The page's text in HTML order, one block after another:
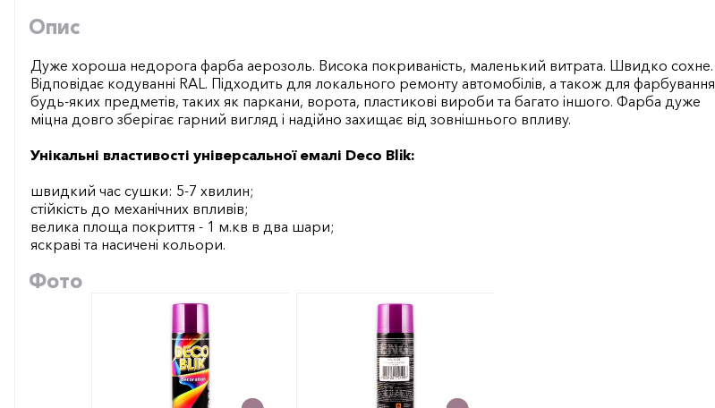
Опис
Дуже хороша недорога фарба аерозоль. Висока покриваність, маленький витрата. Швидко сохне.
Відповідає кодуванні RAL. Підходить для локального ремонту автомобілів, а також для фарбування
будь-яких предметів, таких як паркани, ворота, пластикові вироби та багато іншого. Фарба дуже
міцна довго зберігає гарний вигляд і надійно захищає від зовнішнього впливу.
Унікальні властивості універсальної емалі Deco Blik:
швидкий час сушки: 5-7 хвилин;
стійкість до механічних впливів;
велика площа покриття - 1 м.кв в два шари;
яскраві та насичені кольори.
Фото